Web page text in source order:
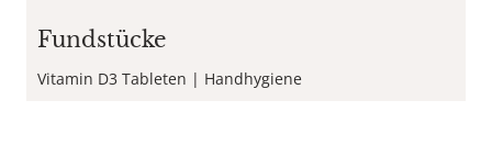
Fundstücke
Vitamin D3 Tableten Handhygiene